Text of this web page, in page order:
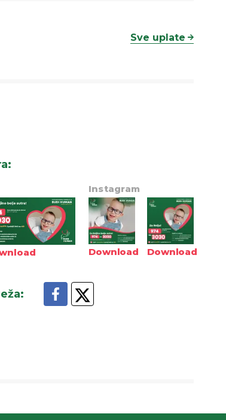
Sve uplate
:
Instagram
Download Download
: